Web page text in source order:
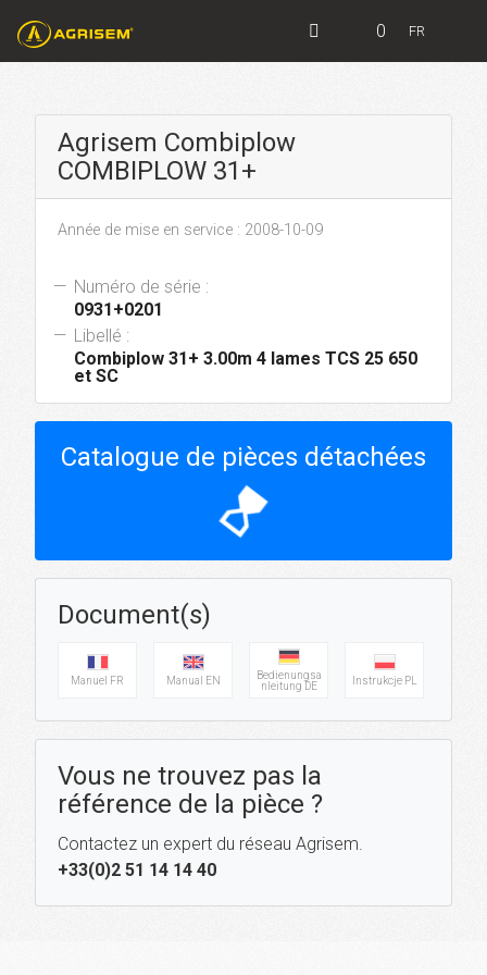
0 FR
Agrisem Combiplow
COMBIPLOW 31+
Année de mise en service : 2008-10-09
Numéro de série :
0931+0201
Libellé :
Combiplow 31+ 3.00m 4 lames TCS 25 650
et SC
Catalogue de pièces détachées
hourglass_top
Document(s)
Manuel FR Manual EN
Bedienungsa
nleitung DE
Instrukcje PL
Vous ne trouvez pas la
référence de la pièce ?
Contactez un expert du réseau Agrisem.
+33(0)2 51 14 14 40